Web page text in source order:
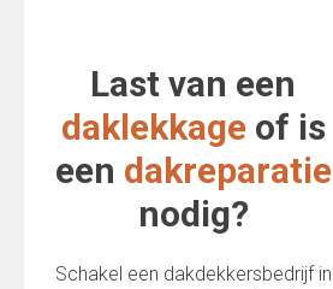
Last van een
daklekkageof is
een dakreparatie
nodig?
Schakel een dakdekkersbedrijf in